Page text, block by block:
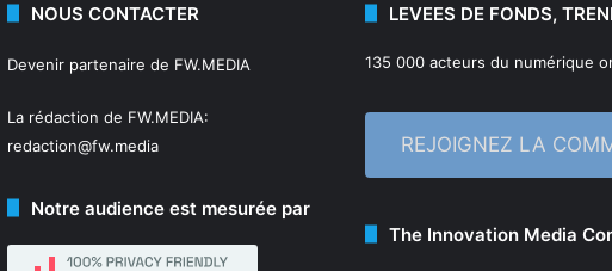
NOUS CONTACTER
Devenir partenaire de FW.MEDIA
La rédaction de FW.MEDIA:
redaction@fw.media
Notre audience est mesurée par
LEVEES DE FONDS,
135 000 acteurs du numérique
REJOIGNEZ LA
The Innovation Media